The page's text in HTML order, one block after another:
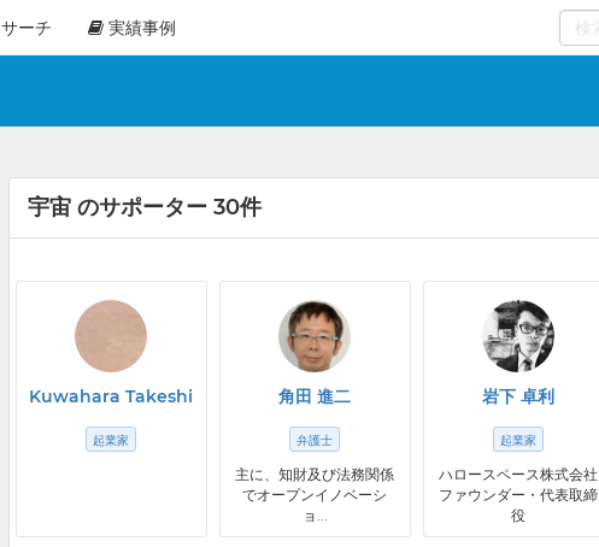
サーチ 実績事例
0
宇宙 のサポーター 30件
Kuwahara Takeshi
起業家
角田 進二
弁護士
主に、知財及び法務関係
でオープンイノベーシ
ョ...
岩下 卓利
起業家
ハロースペース株式会社
ファウンダー・代表取締
役